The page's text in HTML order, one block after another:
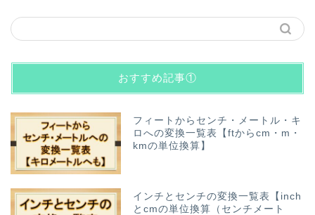
おすすめ記事①
フィートからセンチ・メートル・キ
ロへの変換一覧表【ftからcm・m・
kmの単位換算】
インチとセンチの変換一覧表【inch
とcmの単位換算（センチメート